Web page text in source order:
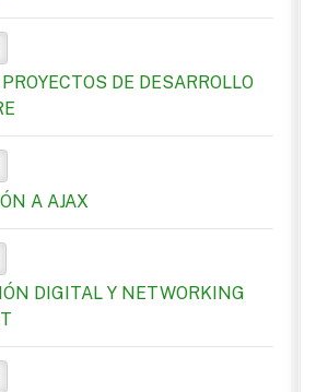
DE DESARROLLO
A AJAX
DIGITAL Y NETWORKING